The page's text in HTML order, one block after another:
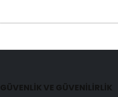
GÜVENLİK VE GÜVENİLİRLİK